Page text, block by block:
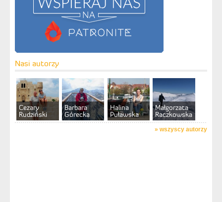
Nasi autorzy
Cezary
Rudziński
Barbara
Górecka
Halina
Puławska
Małgorzata
Raczkowska
» wszyscy autorzy